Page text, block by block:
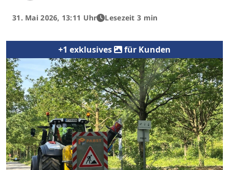
31. Mai 2026, 13:11 Uhr Lesezeit 3 min
+1 exklusives für Kunden